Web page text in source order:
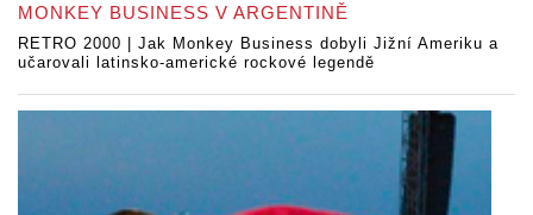
MONKEY BUSINESS V ARGENTINĚ
RETRO 2000 | Jak Monkey Business dobyli Jižní Ameriku a
učarovali latinsko-americké rockové legendě